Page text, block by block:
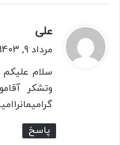
علی
ف
:
مرداد 9, 1403 در 4:50 ب.ظ
سلام
وتشکر
پاسخ